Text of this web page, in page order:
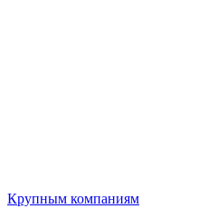
Крупным компаниям